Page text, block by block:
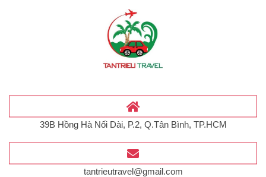
39B Hồng Hà Nối Dài, P.2, Q.Tân Bình, TP.HCM
tantrieutravel@gmail.com